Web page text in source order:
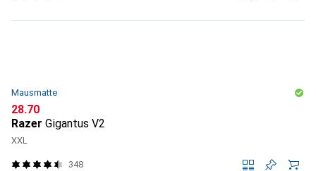
Mausmatte
CHF
28.70
Razer Gigantus V2
XXL
348